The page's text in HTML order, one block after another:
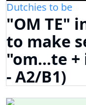
Dutchies to be
"OM TE"
to make
"om...te
- A2/B1)